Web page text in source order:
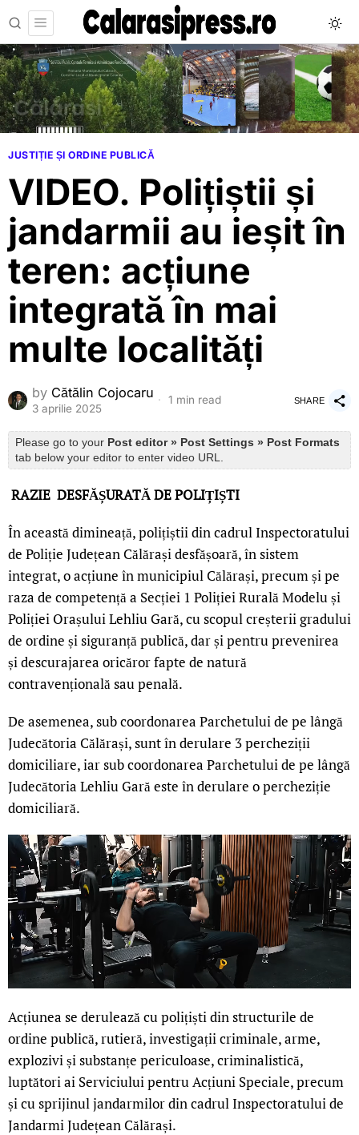
JUSTIȚIE ȘI ORDINE PUBLICĂ
VIDEO. Polițiștii și
jandarmii au ieșit în
teren: acțiune
integrată în mai
multe localități
by Cătălin Cojocaru
3 aprilie 2025
1 min read SHARE
Please go to your Post editor » Post Settings » Post Formats
tab below your editor to enter video URL.
RAZIE DESFĂȘURATĂ DE POLIȚIȘTI
În această dimineață, polițiștii din cadrul Inspectoratului
de Poliție Județean Călărași desfășoară, în sistem
integrat, o acțiune în municipiul Călărași, precum și pe
raza de competență a Secției 1 Poliției Rurală Modelu și
Poliției Orașului Lehliu Gară, cu scopul creșterii gradului
de ordine și siguranță publică, dar și pentru prevenirea
și descurajarea oricăror fapte de natură
contravențională sau penală.
De asemenea, sub coordonarea Parchetului de pe lângă
Judecătoria Călărași, sunt în derulare 3 percheziții
domiciliare, iar sub coordonarea Parchetului de pe lângă
Judecătoria Lehliu Gară este în derulare o percheziție
domiciliară.
Acțiunea se derulează cu polițiști din structurile de
ordine publică, rutieră, investigații criminale, arme,
explozivi și substanțe periculoase, criminalistică,
luptători ai Serviciului pentru Acțiuni Speciale, precum
și cu sprijinul jandarmilor din cadrul Inspectoratului de
Jandarmi Județean Călărași.